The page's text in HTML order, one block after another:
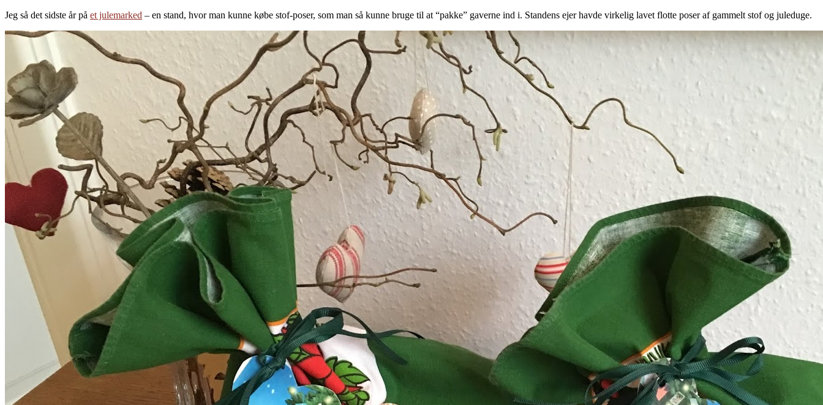
Jeg så det sidste år på et julemarked – en stand, hvor man kunne købe stof-poser, som man så kunne bruge til at “pakke” gaverne ind i. Standens ejer havde virkelig lavet flotte poser af gammelt stof og juleduge.